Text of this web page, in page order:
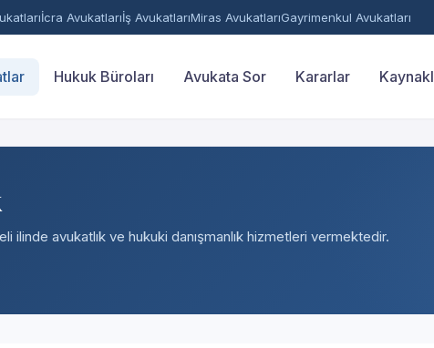
İcra Avukatlarıİş AvukatlarıMiras AvukatlarıGayrimenkul Avukatları
Hukuk Büroları Avukata Sor Kararlar
ilinde avukatlık ve hukuki danışmanlık hizmetleri vermektedir.